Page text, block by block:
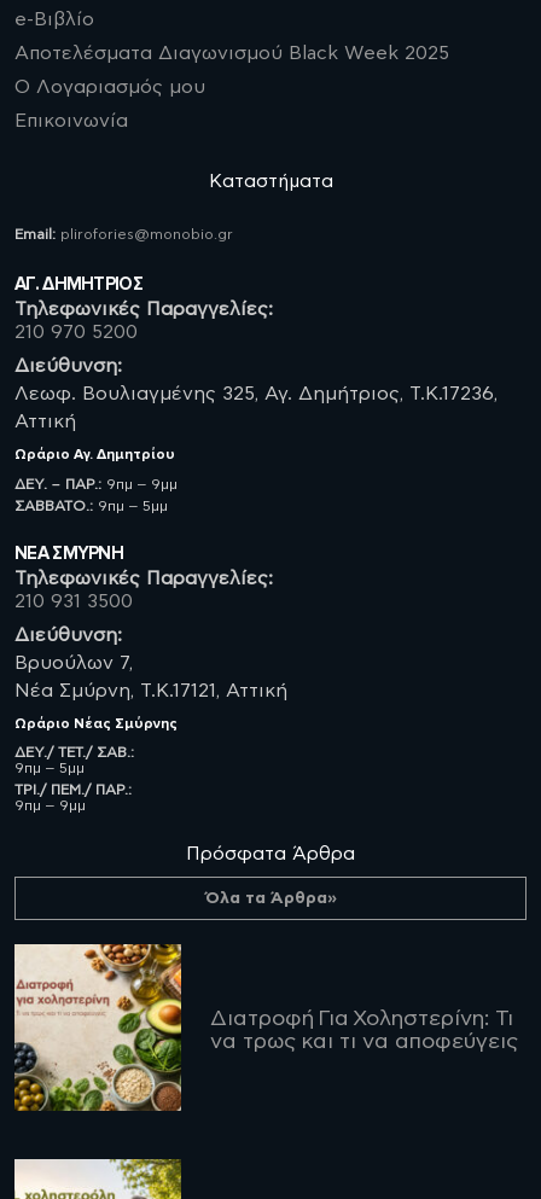
e-Βιβλίο
Αποτελέσματα Διαγωνισμού Black Week 2025
Ο Λογαριασμός μου
Επικοινωνία
Καταστήματα
Email: plirofories@monobio.gr
ΑΓ. ΔΗΜΗΤΡΙΟΣ
Τηλεφωνικές Παραγγελίες:
210 970 5200
Διεύθυνση:
Λεωφ. Βουλιαγμένης 325, Αγ. Δημήτριος, Τ.Κ.17236,
Αττική
Ωράριο Αγ. Δημητρίου
ΔΕΥ. – ΠΑΡ.: 9πμ – 9μμ
ΣΑΒBATO.: 9πμ – 5μμ
ΝΈΑ ΣΜΥΡΝΗ
Τηλεφωνικές Παραγγελίες:
210 931 3500
Διεύθυνση:
Βρυούλων 7,
Νέα Σμύρνη, Τ.Κ.17121, Αττική
Ωράριο Νέας Σμύρνης
ΔΕΥ./ ΤΕΤ./ ΣΑΒ.:
9πμ – 5μμ
ΤΡΙ./ ΠΕΜ./ ΠΑΡ.:
9πμ – 9μμ
Πρόσφατα Άρθρα
Όλα τα Άρθρα»
Διατροφή Για Χοληστερίνη: Τι
να τρως και τι να αποφεύγεις